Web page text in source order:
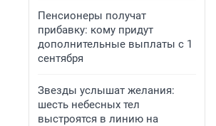
Пенсионеры получат
прибавку: кому придут
дополнительные выплаты с 1
сентября
Звезды услышат желания:
шесть небесных тел
выстроятся в линию на